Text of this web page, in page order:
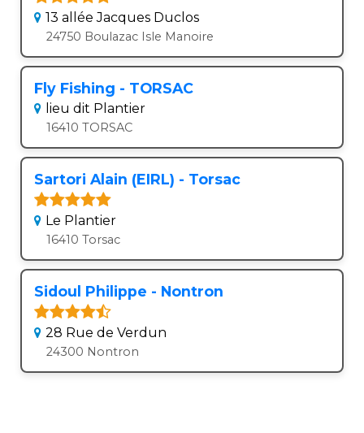
13 allée Jacques Duclos
24750 Boulazac Isle Manoire
Fly Fishing - TORSAC
lieu dit Plantier
16410 TORSAC
Sartori Alain (EIRL) - Torsac
Le Plantier
16410 Torsac
Sidoul Philippe - Nontron
28 Rue de Verdun
24300 Nontron